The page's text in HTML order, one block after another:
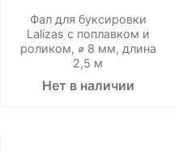
Фал для буксировки
Lalizas с поплавком и
роликом, ⌀ 8 мм, длина
2,5 м
Нет в наличии